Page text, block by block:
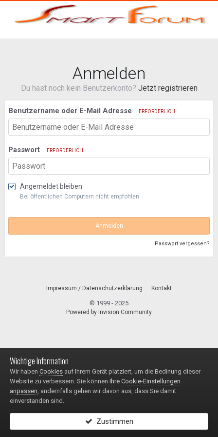
Anmelden
Du hast noch kein Benutzerkonto? Jetzt registrieren
Benutzername oder E-Mail Adresse ERFORDERLICH
Passwort ERFORDERLICH
Angemeldet bleiben
Bei öffentlichen Computern nicht empfohlen
Anmelden
Passwort vergessen?
Impressum / Datenschutzerklärung Kontakt
© 1999 - 2025
Powered by Invision Community
Wichtige Information
Wir haben Cookies auf Ihrem Gerät platziert, um die Bedinung dieser
Website zu verbessern. Sie können Ihre Cookie-Einstellungen
anpassen, andernfalls gehen wir davon aus, dass Sie damit
einverstanden sind.
Zustimmen